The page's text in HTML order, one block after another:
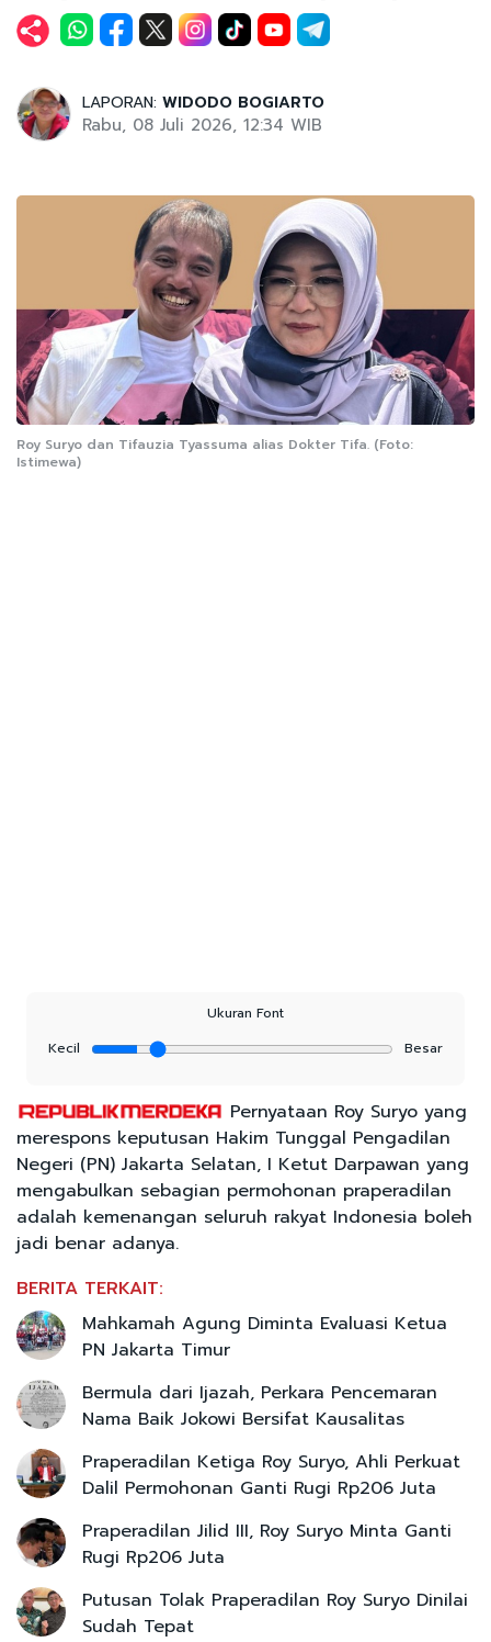
LAPORAN: WIDODO BOGIARTO
Rabu, 08 Juli 2026, 12:34 WIB
Roy Suryo dan Tifauzia Tyassuma alias Dokter Tifa. (Foto:
Istimewa)
Ukuran Font
Kecil
Besar
Pernyataan Roy Suryo yang
merespons keputusan Hakim Tunggal Pengadilan
Negeri (PN) Jakarta Selatan, I Ketut Darpawan yang
mengabulkan sebagian permohonan praperadilan
adalah kemenangan seluruh rakyat Indonesia boleh
jadi benar adanya.
BERITA TERKAIT:
Mahkamah Agung Diminta Evaluasi Ketua
PN Jakarta Timur
Bermula dari Ijazah, Perkara Pencemaran
Nama Baik Jokowi Bersifat Kausalitas
Praperadilan Ketiga Roy Suryo, Ahli Perkuat
Dalil Permohonan Ganti Rugi Rp206 Juta
Praperadilan Jilid III, Roy Suryo Minta Ganti
Rugi Rp206 Juta
Putusan Tolak Praperadilan Roy Suryo Dinilai
Sudah Tepat